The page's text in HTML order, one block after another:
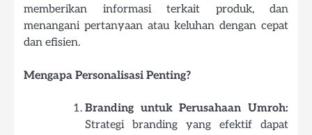
memberikan informasi terkait produk, dan
menangani pertanyaan atau keluhan dengan cepat
dan efisien.
Mengapa Personalisasi Penting?
Branding untuk Perusahaan Umroh:
Strategi branding yang efektif dapat